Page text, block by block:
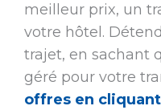
meilleur prix, un
votre hôtel.
trajet, en sachant
géré pour votre
offres en cliquant